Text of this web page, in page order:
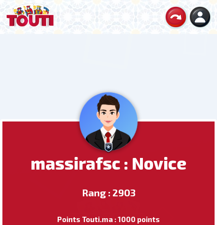
massirafsc : Novice
Rang : 2903
Points Touti.ma : 1000 points